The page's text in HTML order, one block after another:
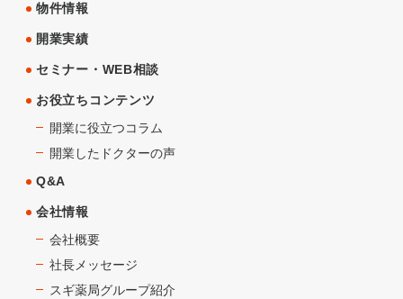
物件情報
開業実績
セミナー・WEB相談
お役立ちコンテンツ
開業に役立つコラム
開業したドクターの声
Q&A
会社情報
会社概要
社長メッセージ
スギ薬局グループ紹介